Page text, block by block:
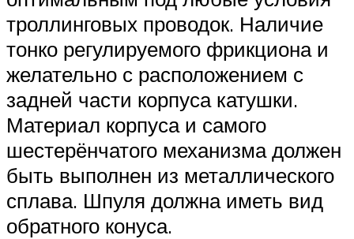
троллинговых проводок. Наличие
тонко регулируемого фрикциона и
желательно с расположением с
задней части корпуса катушки.
Материал корпуса и самого
шестерёнчатого механизма должен
быть выполнен из металлического
сплава. Шпуля должна иметь вид
обратного конуса.